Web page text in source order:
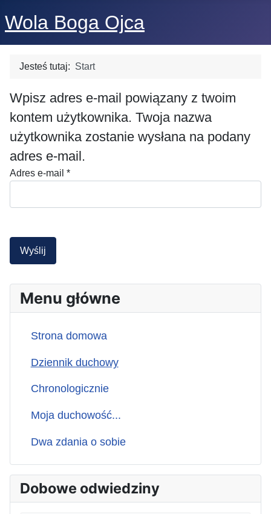
Wola Boga Ojca
Jesteś tutaj: Start
Wpisz adres e-mail powiązany z twoim
kontem użytkownika. Twoja nazwa
użytkownika zostanie wysłana na podany
adres e-mail.
Adres e-mail *
Wyślij
Menu główne
Strona domowa
Dziennik duchowy
Chronologicznie
Moja duchowość...
Dwa zdania o sobie
Dobowe odwiedziny